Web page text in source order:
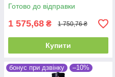
Готово до відправки
1 575,68 ₴ 1 750,76 ₴
Купити
бонус при дзвінку –10%